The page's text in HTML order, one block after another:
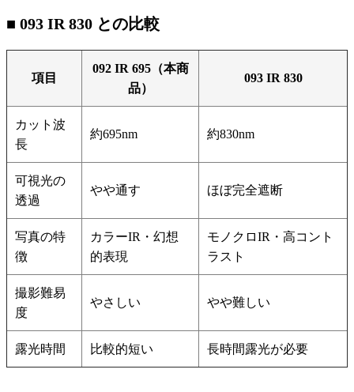
■ 093 IR 830 との比較
項目
092 IR 695（本商
品）
093 IR 830
カット波
長
約695nm 約830nm
可視光の
透過
やや通す ほぼ完全遮断
写真の特
徴
カラーIR・幻想
的表現
モノクロIR・高コント
ラスト
撮影難易
度
やさしい やや難しい
露光時間 比較的短い 長時間露光が必要